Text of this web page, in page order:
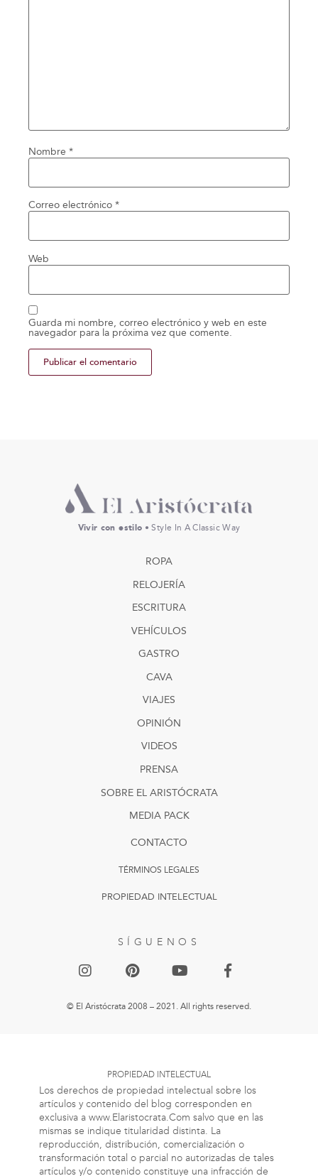
Nombre *
Correo electrónico *
Web
Guarda mi nombre, correo electrónico y web en este
navegador para la próxima vez que comente.
Vivir con estilo • Style In A Classic Way
ROPA
RELOJERÍA
ESCRITURA
VEHÍCULOS
GASTRO
CAVA
VIAJES
OPINIÓN
VIDEOS
PRENSA
SOBRE EL ARISTÓCRATA
MEDIA PACK
SÍGUENOS
© El Aristócrata 2008 – 2021. All rights reserved.
PROPIEDAD INTELECTUAL
TÉRMINOS LEGALES
CONTACTO
PROPIEDAD INTELECTUAL
Los derechos de propiedad intelectual sobre los
artículos y contenido del blog corresponden en
exclusiva a www.Elaristocrata.Com salvo que en las
mismas se indique titularidad distinta. La
reproducción, distribución, comercialización o
transformación total o parcial no autorizadas de tales
artículos y/o contenido constituye una infracción de